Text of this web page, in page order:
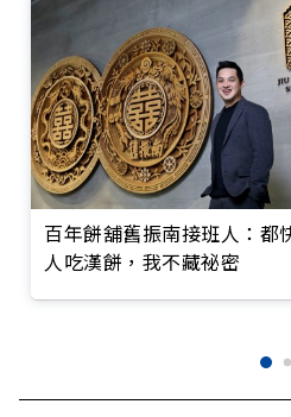
百年餅舖舊振南接班人：都
人吃漢餅，我不藏祕密